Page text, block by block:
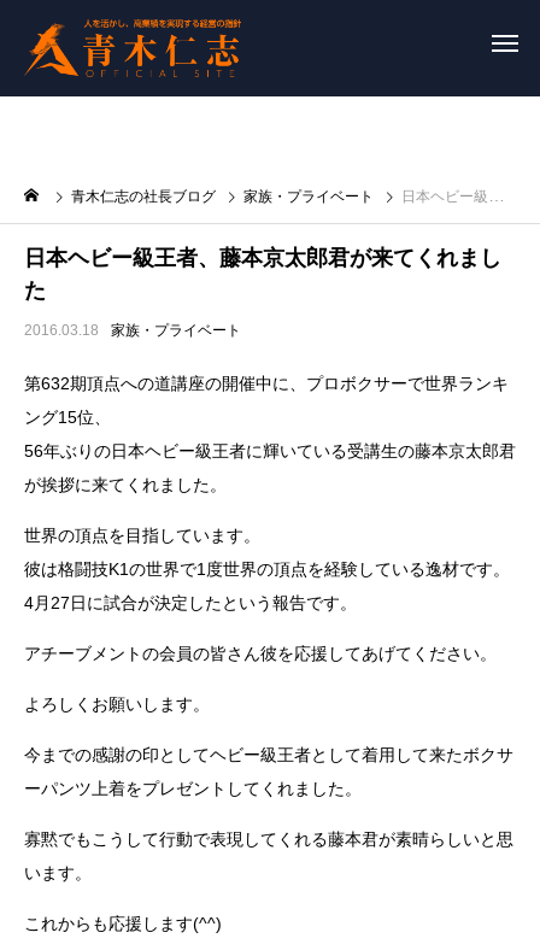
青木仁志の社長ブログ 家族・プライベート 日本ヘビー級王者、藤本京太郎君が来てくれました
日本ヘビー級王者、藤本京太郎君が来てくれまし
た
2016.03.18 家族・プライベート
第632期頂点への道講座の開催中に、プロボクサーで世界ランキ
ング15位、
56年ぶりの日本ヘビー級王者に輝いている受講生の藤本京太郎君
が挨拶に来てくれました。
世界の頂点を目指しています。
彼は格闘技K1の世界で1度世界の頂点を経験している逸材です。
4月27日に試合が決定したという報告です。
アチーブメントの会員の皆さん彼を応援してあげてください。
よろしくお願いします。
今までの感謝の印としてヘビー級王者として着用して来たボクサ
ーパンツ上着をプレゼントしてくれました。
寡黙でもこうして行動で表現してくれる藤本君が素晴らしいと思
います。
これからも応援します(^^)